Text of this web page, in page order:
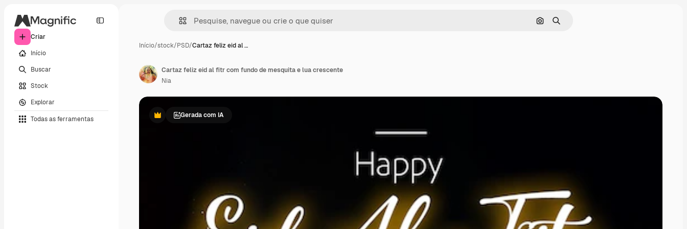
Criar
Início
Buscar
Stock
Explorar
Todas as ferramentas
Pesquisar por imagem
Buscar
Início/stock/PSD/Cartaz feliz eid al …
PremiumGerada com IA
Cartaz feliz eid al fitr com fundo de mesquita e lua crescente
Nia